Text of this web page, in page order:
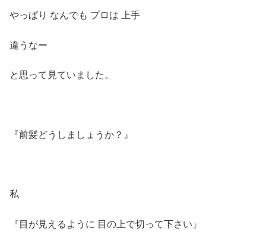
やっぱり なんでも プロは 上手
違うなー
と思って見ていました。
『前髪どうしましょうか？』
私
『目が見えるように 目の上で切って下さい』